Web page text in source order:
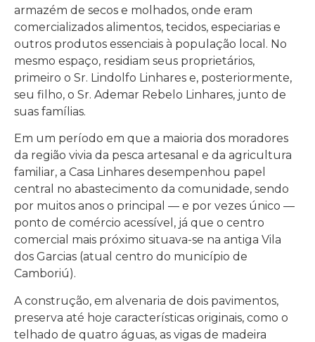
armazém de secos e molhados, onde eram
comercializados alimentos, tecidos, especiarias e
outros produtos essenciais à população local. No
mesmo espaço, residiam seus proprietários,
primeiro o Sr. Lindolfo Linhares e, posteriormente,
seu filho, o Sr. Ademar Rebelo Linhares, junto de
suas famílias.
Em um período em que a maioria dos moradores
da região vivia da pesca artesanal e da agricultura
familiar, a Casa Linhares desempenhou papel
central no abastecimento da comunidade, sendo
por muitos anos o principal — e por vezes único —
ponto de comércio acessível, já que o centro
comercial mais próximo situava-se na antiga Vila
dos Garcias (atual centro do município de
Camboriú).
A construção, em alvenaria de dois pavimentos,
preserva até hoje características originais, como o
telhado de quatro águas, as vigas de madeira